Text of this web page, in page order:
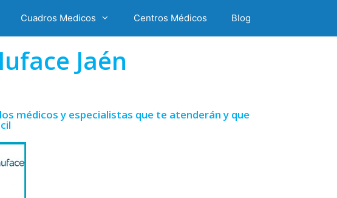
Cuadros Medicos Centros Médicos Blog
Jaén
médicos y especialistas que te atenderán y que